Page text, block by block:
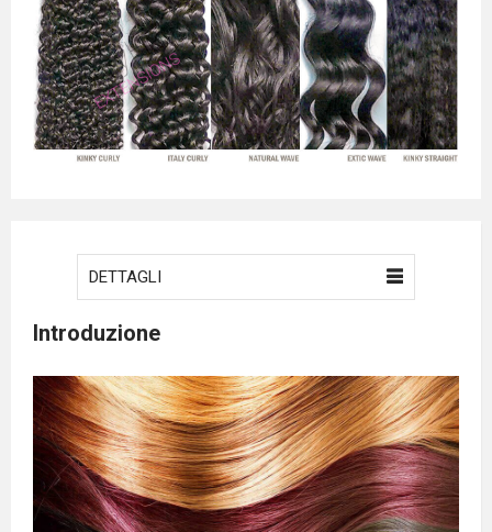
DETTAGLI
Introduzione